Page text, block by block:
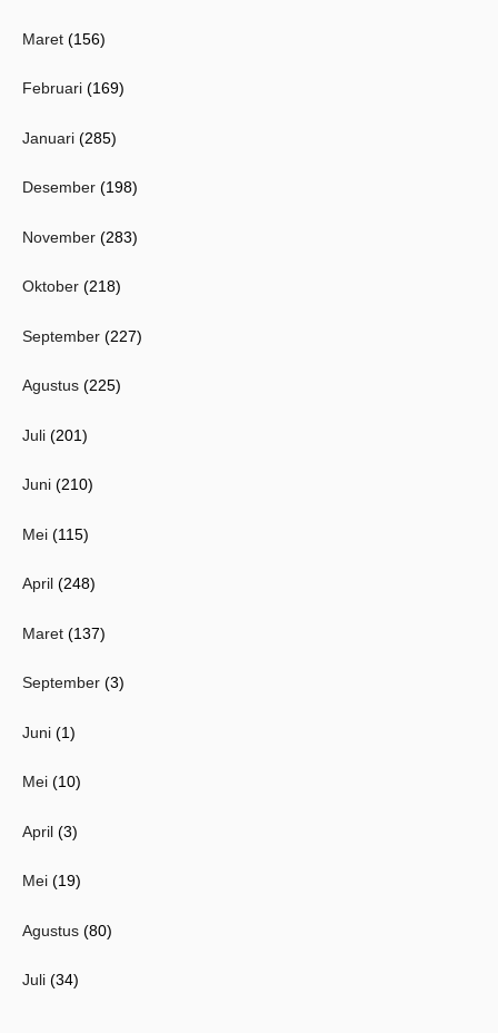
Maret (156)
Februari (169)
Januari (285)
Desember (198)
November (283)
Oktober (218)
September (227)
Agustus (225)
Juli (201)
Juni (210)
Mei (115)
April (248)
Maret (137)
September (3)
Juni (1)
Mei (10)
April (3)
Mei (19)
Agustus (80)
Juli (34)